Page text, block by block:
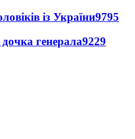
із України9795
генерала9229